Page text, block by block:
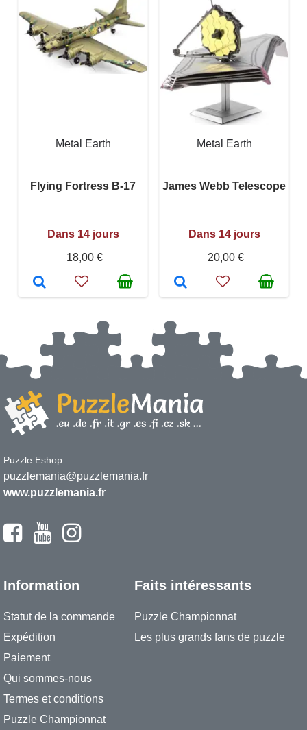
Metal Earth
Flying Fortress B-17
Dans 14 jours
18,00 €
Metal Earth
James Webb Telescope
Dans 14 jours
20,00 €
Puzzle Eshop
puzzlemania@puzzlemania.fr
www.puzzlemania.fr
Information
Statut de la commande
Expédition
Paiement
Qui sommes-nous
Termes et conditions
Puzzle Championnat
Faits intéressants
Puzzle Championnat
Les plus grands fans de puzzle